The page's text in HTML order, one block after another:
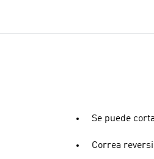
Se puede
Correa